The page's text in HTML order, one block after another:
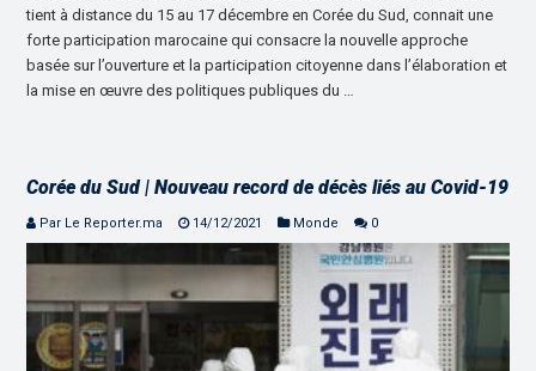
tient à distance du 15 au 17 décembre en Corée du Sud, connait une
forte participation marocaine qui consacre la nouvelle approche
basée sur l’ouverture et la participation citoyenne dans l’élaboration et
la mise en œuvre des politiques publiques du …
Corée du Sud | Nouveau record de décès liés au Covid-19
Par Le Reporter.ma 14/12/2021 Monde 0